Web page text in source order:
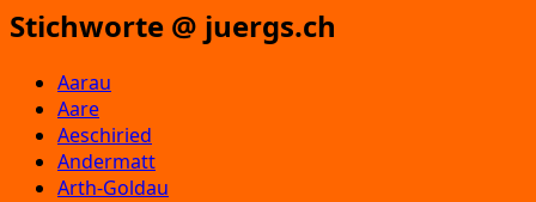
Stichworte @ juergs.ch
Aarau
Aare
Aeschiried
Andermatt
Arth-Goldau